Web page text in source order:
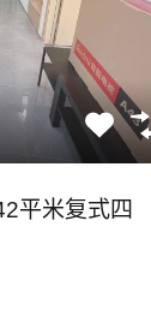
平米复式四